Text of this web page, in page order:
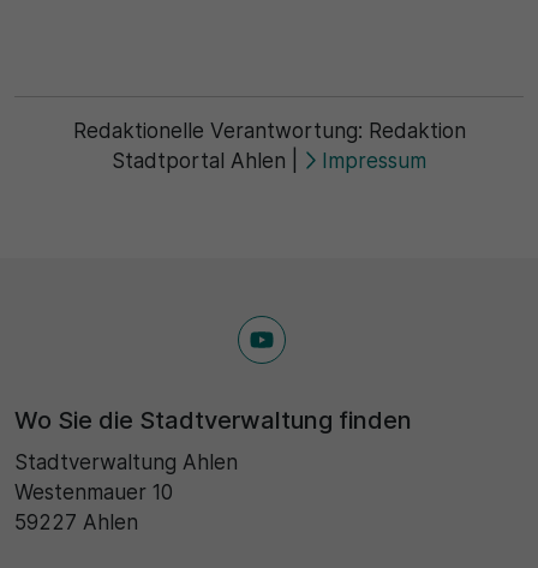
Redaktionelle Verantwortung: Redaktion
Stadtportal Ahlen
Impressum
Wo Sie die Stadtverwaltung finden
Stadtverwaltung Ahlen
Westenmauer 10
59227 Ahlen